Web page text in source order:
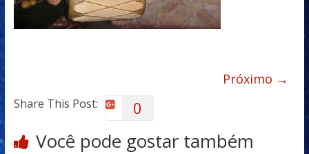
Próximo →
Share This Post: 0
Você pode gostar também